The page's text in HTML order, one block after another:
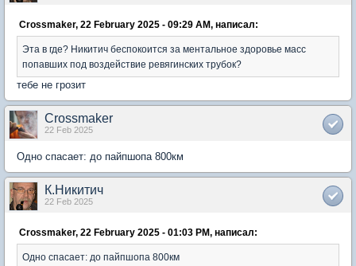
Crossmaker, 22 February 2025 - 09:29 AM, написал:
Эта в где? Никитич беспокоится за ментальное здоровье масс
попавших под воздействие ревягинских трубок?
тебе не грозит
Crossmaker
22 Feb 2025
Одно спасает: до пайпшопа 800км
К.Никитич
22 Feb 2025
Crossmaker, 22 February 2025 - 01:03 PM, написал:
Одно спасает: до пайпшопа 800км